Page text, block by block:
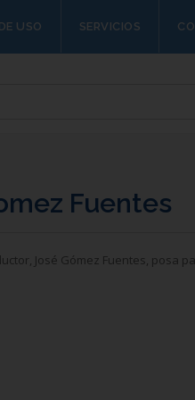
USO SERVICIOS
Fuentes
José Gómez Fuentes, posa